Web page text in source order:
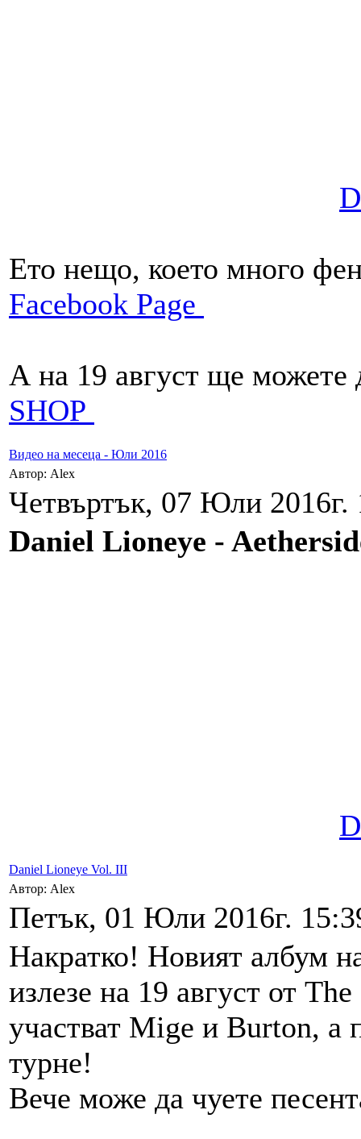
Ето нещо, което много
Facebook Page
А на 19 август ще можете
SHOP
Видео на месеца - Юли 2016
Автор: Alex
Четвъртък, 07 Юли 2016г.
Daniel Lioneye -
Daniel Lioneye Vol. III
Автор: Alex
Петък, 01 Юли 2016г.
Накратко! Новият албум
излезе на 19 август от
участват Mige и Burton, а
турне!
Вече може да чуете